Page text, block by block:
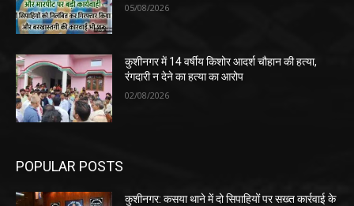
05/08/2026
कुशीनगर में 14 वर्षीय किशोर आदर्श चौहान की हत्या,
रंगदारी न देने का हत्या का आरोप
02/08/2026
POPULAR POSTS
कुशीनगर: कसया थाने में दो सिपाहियों पर सख्त कार्रवाई के